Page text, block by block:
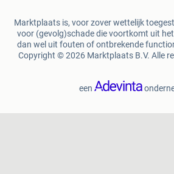
Marktplaats is, voor zover wettelijk
voor (gevolg)schade die voortkomt uit
dan wel uit fouten of ontbrekende
Copyright © 2026 Marktplaats B.V. Alle
een